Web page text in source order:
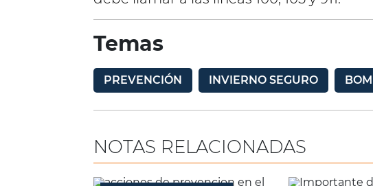
Temas
PREVENCIÓN INVIERNO SEGURO
NOTAS RELACIONADAS